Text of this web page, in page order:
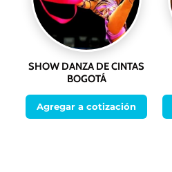
SHOW DANZA DE CINTAS
BOGOTÁ
Agregar a cotización